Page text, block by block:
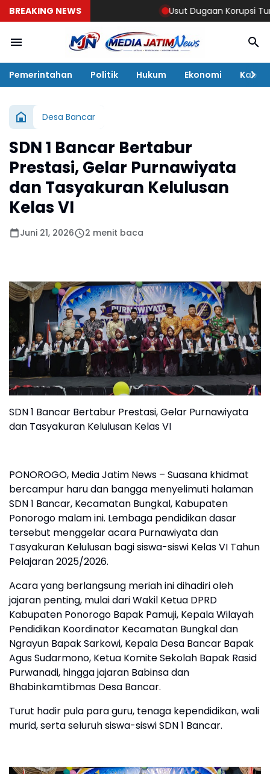
BREAKING NEWS Usut Dugaan Korupsi
Pemerintahan Politik Hukum Ekonomi Kabar
Desa Bancar
SDN 1 Bancar Bertabur
Prestasi, Gelar Purnawiyata
dan Tasyakuran Kelulusan
Kelas VI ​
Juni 21, 2026 2 menit baca
SDN 1 Bancar Bertabur Prestasi, Gelar Purnawiyata
dan Tasyakuran Kelulusan Kelas VI
PONOROGO, Media Jatim News – Suasana khidmat
bercampur haru dan bangga menyelimuti halaman
SDN 1 Bancar, Kecamatan Bungkal, Kabupaten
Ponorogo malam ini. Lembaga pendidikan dasar
tersebut menggelar acara Purnawiyata dan
Tasyakuran Kelulusan bagi siswa-siswi Kelas VI Tahun
Pelajaran 2025/2026.
​Acara yang berlangsung meriah ini dihadiri oleh
jajaran penting, mulai dari Wakil Ketua DPRD
Kabupaten Ponorogo Bapak Pamuji, Kepala Wilayah
Pendidikan Koordinator Kecamatan Bungkal dan
Ngrayun Bapak Sarkowi, Kepala Desa Bancar Bapak
Agus Sudarmono, Ketua Komite Sekolah Bapak Rasid
Purwanadi, hingga jajaran Babinsa dan
Bhabinkamtibmas Desa Bancar.
Turut hadir pula para guru, tenaga kependidikan, wali
murid, serta seluruh siswa-siswi SDN 1 Bancar.